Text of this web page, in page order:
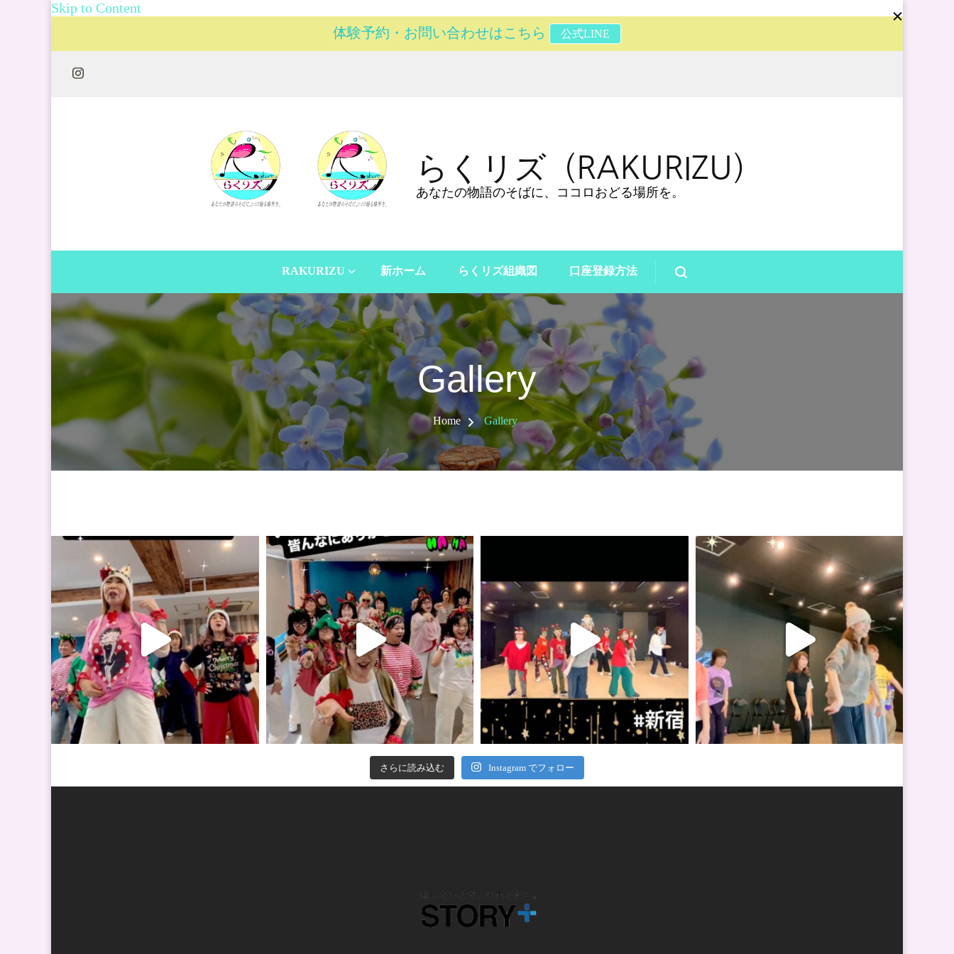
Skip to Content
体験予約・お問い合わせはこちら
公式LINE
らくリズ（RAKURIZU）
あなたの物語のそばに、ココロおどる場所を。
RAKURIZU 新ホーム らくリズ組織図 口座登録方法
Gallery
Home Gallery
さらに読み込む Instagram でフォロー